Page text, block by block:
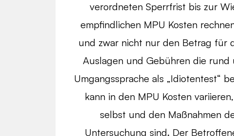
verordneten Sperrfrist bis zur
empfindlichen MPU Kosten
und zwar nicht nur den Betrag für
Auslagen und Gebühren die rund
Umgangssprache als „Idiotentest“
kann in den MPU Kosten
selbst und den Maßnahmen
Untersuchung sind. Der